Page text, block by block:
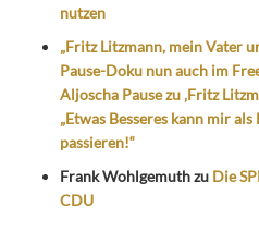
nutzen
„Fritz Litzmann, mein Vater
Pause-Doku nun auch im
Aljoscha Pause zu ‚Fritz
„Etwas Besseres kann mir
passieren!“
Frank Wohlgemuthzu Die
CDU